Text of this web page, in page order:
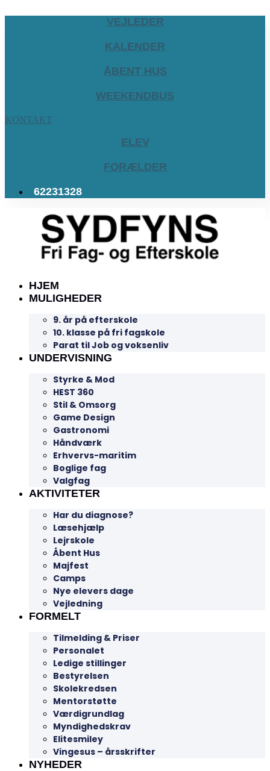
VEJLEDER
KALENDER
ÅBENT HUS
WEEKENDBUS
KONTAKT
ELEV
FORÆLDER
62231328
HJEM
MULIGHEDER
9. år på efterskole
10. klasse på fri fagskole
Parat til Job og voksenliv
UNDERVISNING
Styrke & Mod
HEST 360
Stil & Omsorg
Game Design
Gastronomi
Håndværk
Erhvervs-maritim
Boglige fag
Valgfag
AKTIVITETER
Har du diagnose?
Læsehjælp
Lejrskole
Åbent Hus
Majfest
Camps
Nye elevers dage
Vejledning
FORMELT
Tilmelding & Priser
Personalet
Ledige stillinger
Bestyrelsen
Skolekredsen
Mentorstøtte
Værdigrundlag
Myndighedskrav
Elitesmiley
Vingesus – årsskrifter
NYHEDER